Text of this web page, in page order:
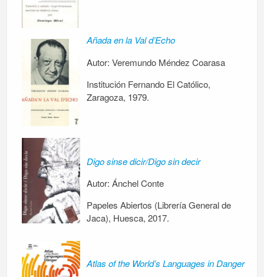
Añada en la Val d’Echo
Autor: Veremundo Méndez Coarasa
Institución Fernando El Católico,
Zaragoza, 1979.
Digo sinse dicir/Digo sin decir
Autor: Ánchel Conte
Papeles Abiertos (Librería General de
Jaca), Huesca, 2017.
Atlas of the World’s Languages in Danger